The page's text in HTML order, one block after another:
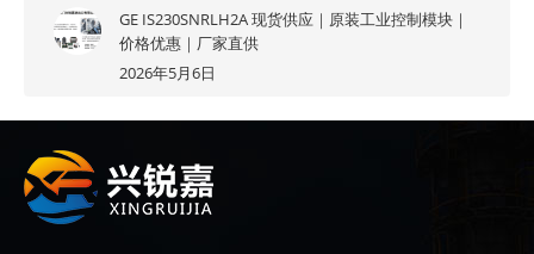
GE IS230SNRLH2A 现货供应｜原装工业控制模块｜
价格优惠｜厂家直供
2026年5月6日